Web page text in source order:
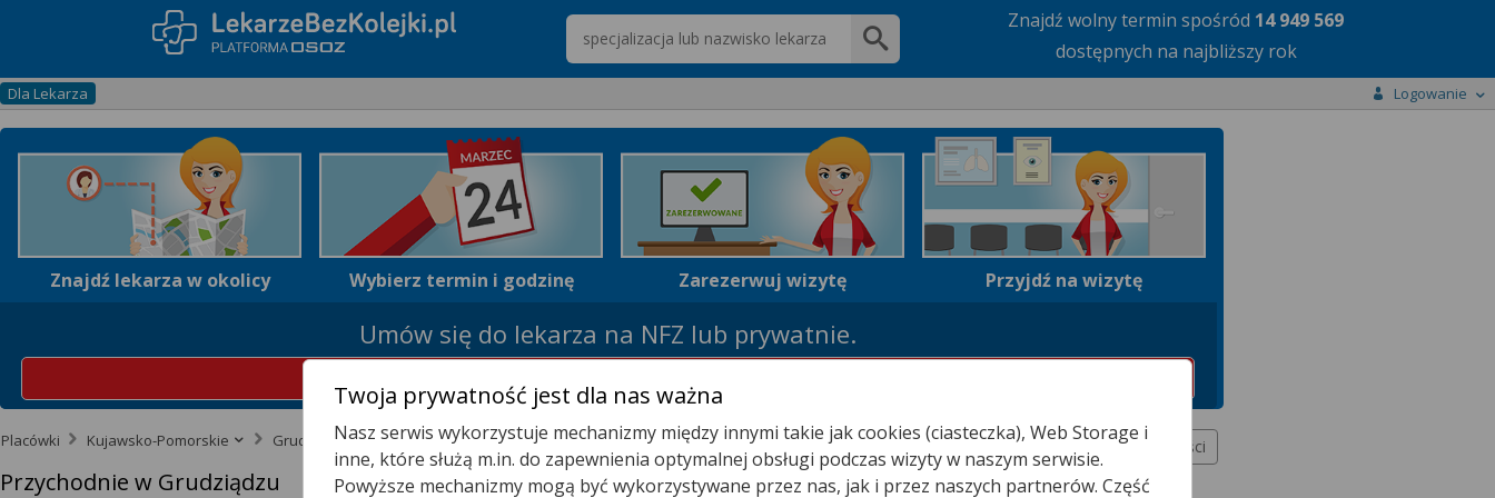
Znajdź wolny termin spośród 14 949 569
dostępnych na najbliższy rok
Wpisz nazwę lekarza
Dla Lekarza Logowanie
Znajdź lekarza w okolicy Wybierz termin i godzinę Zarezerwuj wizytę Przyjdź na wizytę
Umów się do lekarza na NFZ lub prywatnie.
Placówki Kujawsko-Pomorskie Grudziądz Więcej miejscowości
Przychodnie w Grudziądzu
Twoja prywatność jest dla nas ważna
Nasz serwis wykorzystuje mechanizmy między innymi takie jak cookies (ciasteczka), Web Storage i
inne, które służą m.in. do zapewnienia optymalnej obsługi podczas wizyty w naszym serwisie.
Powyższe mechanizmy mogą być wykorzystywane przez nas, jak i przez naszych partnerów. Część